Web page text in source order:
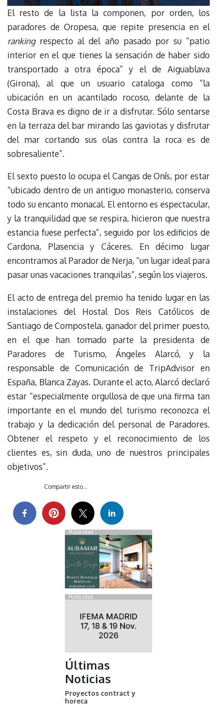
El resto de la lista la componen, por orden, los
paradores de Oropesa, que repite presencia en el
rankingrespecto al del año pasado por su “patio
interior en el que tienes la sensación de haber sido
transportado a otra época” y el de Aiguablava
(Girona), al que un usuario cataloga como “la
ubicación en un acantilado rocoso, delante de la
Costa Brava es digno de ir a disfrutar. Sólo sentarse
en la terraza del bar mirando las gaviotas y disfrutar
del mar cortando sus olas contra la roca es de
sobresaliente”.
El sexto puesto lo ocupa el Cangas de Onís, por estar
“ubicado dentro de un antiguo monasterio, conserva
todo su encanto monacal. El entorno es espectacular,
y la tranquilidad que se respira, hicieron que nuestra
estancia fuese perfecta”, seguido por los edificios de
Cardona, Plasencia y Cáceres. En décimo lugar
encontramos al Parador de Nerja, “un lugar ideal para
pasar unas vacaciones tranquilas”, según los viajeros.
El acto de entrega del premio ha tenido lugar en las
instalaciones del Hostal Dos Reis Católicos de
Santiago de Compostela, ganador del primer puesto,
en el que han tomado parte la presidenta de
Paradores de Turismo, Ángeles Alarcó, y la
responsable de Comunicación de TripAdvisor en
España, Blanca Zayas. Durante el acto, Alarcó declaró
estar “especialmente orgullosa de que una firma tan
importante en el mundo del turismo reconozca el
trabajo y la dedicación del personal de Paradores.
Obtener el respeto y el reconocimiento de los
clientes es, sin duda, uno de nuestros principales
objetivos”.
Compartir esto...
Publicidad
Publicidad
Últimas
Noticias
Proyectos contract y
horeca